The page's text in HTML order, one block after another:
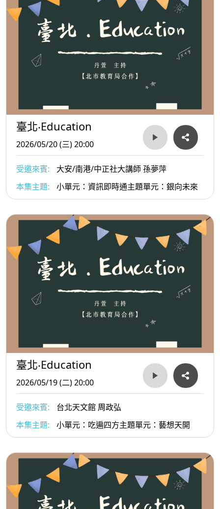
臺北‧Education
2026/05/20 (三) 20:00
受邀來賓:
大安/南港/中正社大講師 孫夢萍
本集主題:
小單元：資訊即時通主題單元：銀向未來
臺北‧Education
2026/05/19 (二) 20:00
受邀來賓:
台北天文館 周政弘
本集主題:
小單元：吃遍四方主題單元：藝想天開